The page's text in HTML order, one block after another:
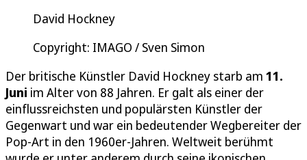
David Hockney
Copyright: IMAGO / Sven Simon
Der britische Künstler David Hockney starb am 11.
Juni im Alter von 88 Jahren. Er galt als einer der
einflussreichsten und populärsten Künstler der
Gegenwart und war ein bedeutender Wegbereiter der
Pop-Art in den 1960er-Jahren. Weltweit berühmt